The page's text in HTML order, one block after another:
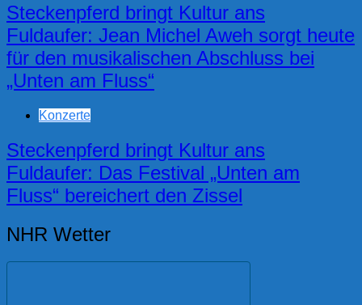
Steckenpferd bringt Kultur ans
Fuldaufer: Jean Michel Aweh sorgt heute
für den musikalischen Abschluss bei
„Unten am Fluss“
Konzerte
Steckenpferd bringt Kultur ans
Fuldaufer: Das Festival „Unten am
Fluss“ bereichert den Zissel
NHR Wetter